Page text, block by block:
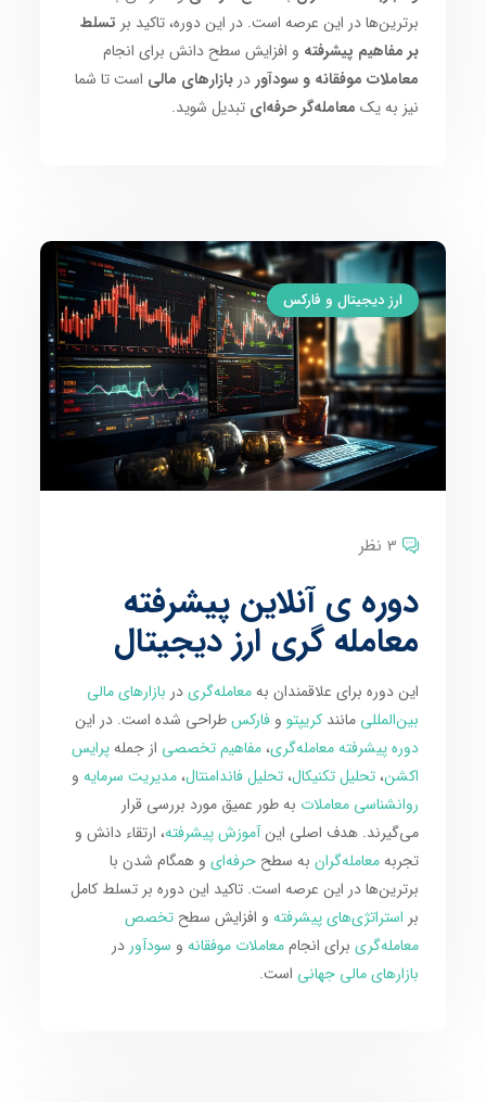
برترین‌ها در این عرصه است. در این دوره، تاکید بر تسلط
بر مفاهیم پیشرفته و افزایش سطح دانش برای انجام
معاملات موفقانه و سودآور دربازارهای مالی است تا شما
نیز به یک معامله‌گر حرفه‌ای تبدیل شوید.
ارز دیجیتال و فارکس
3 نظر
دوره ی آنلاین پیشرفته
معامله گری ارز دیجیتال
این دوره برای علاقمندان بهمعامله‌گریدر بازارهای مالی
بین‌المللی مانندکریپتو وفارکسطراحی شده است. در این
دوره پیشرفته معامله‌گری،مفاهیم تخصصی از جملهپرایس
اکشن،تحلیل تکنیکال،تحلیل فاندامنتال،مدیریت سرمایه و
روانشناسی معاملات به طور عمیق مورد بررسی قرار
می‌گیرند. هدف اصلی اینآموزش پیشرفته، ارتقاء دانش و
تجربهمعامله‌گران به سطححرفه‌ای و همگام شدن با
برترین‌ها در این عرصه است. تاکید این دوره بر تسلط کامل
بر استراتژی‌های پیشرفته و افزایش سطحتخصص
معامله‌گری برای انجاممعاملات موفقانه و سودآور در
بازارهای مالی جهانی است.